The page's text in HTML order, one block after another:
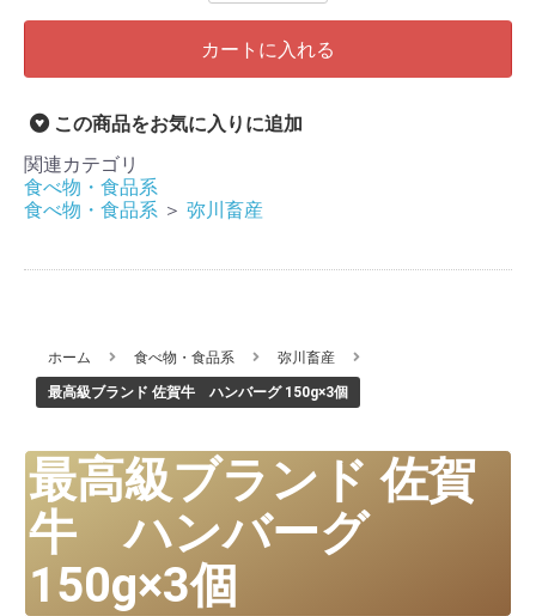
カートに入れる
この商品をお気に入りに追加
関連カテゴリ
食べ物・食品系
食べ物・食品系 ＞ 弥川畜産
ホーム 食べ物・食品系 弥川畜産
最高級ブランド 佐賀牛 ハンバーグ 150g×3個
最高級ブランド 佐賀
牛 ハンバーグ
150g×3個